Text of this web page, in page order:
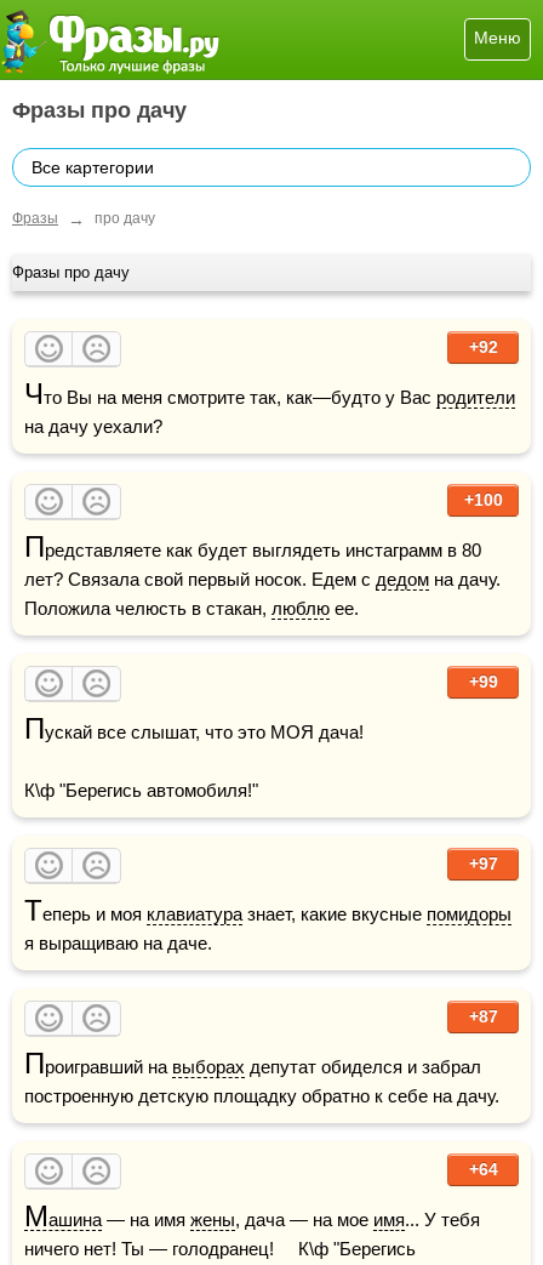
Меню
Фразы про дачу
Все картегории
Фразы → про дачу
Фразы про дачу
+92
Что Вы на меня смотрите так, как—будто у Вас родители
на дачу уехали?
+100
Представляете как будет выглядеть инстаграмм в 80
лет? Связала свой первый носок. Едем с дедом на дачу.
Положила челюсть в стакан, люблю ее.
+99
Пускай все слышат, что это МОЯ дача!
К\ф "Берегись автомобиля!"
+97
Теперь и моя клавиатура знает, какие вкусные помидоры
я выращиваю на даче.
+87
Проигравший на выборах депутат обиделся и забрал
построенную детскую площадку обратно к себе на дачу.
+64
Машина — на имя жены, дача — на мое имя... У тебя
ничего нет! Ты — голодранец!     К\ф "Берегись